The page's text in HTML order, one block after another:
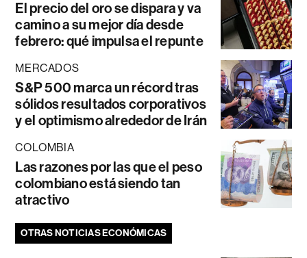
El precio del oro se dispara y va
camino a su mejor día desde
febrero: qué impulsa el repunte
MERCADOS
S&P 500 marca un récord tras
sólidos resultados corporativos
y el optimismo alrededor de Irán
COLOMBIA
Las razones por las que el peso
colombiano está siendo tan
atractivo
OTRAS NOTICIAS ECONÓMICAS